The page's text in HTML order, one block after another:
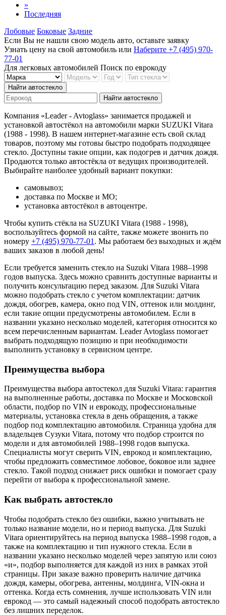
»
Последняя
Лобовые Боковые Задние
Если Вы не нашли свою модель авто, оставьте заявку
Узнать цену на свой автомобиль или Наберите +7 (495) 970-
77-01
Для легковых автомобилей Поиск по еврокоду
Найти автостекло
Найти автостекло
Компания «Leader - Avtoglass» занимается продажей и
установкой автостёкол на автомобили марки SUZUKI Vitara
(1988 - 1998). В нашем интернет-магазине есть свой склад
товаров, поэтому мы готовы быстро подобрать подходящее
стекло. Доступны такие опции, как подогрев и датчик дождя.
Продаются только автостёкла от ведущих производителей.
Выбирайте наиболее удобный вариант покупки:
самовывоз;
доставка по Москве и МО;
установка автостёкол в автоцентре.
Чтобы купить стёкла на SUZUKI Vitara (1988 - 1998),
воспользуйтесь формой на сайте, также можете звонить по
номеру +7 (495) 970-77-01 . Мы работаем без выходных и ждём
ваших заказов в любой день!
Если требуется заменить стекло на Suzuki Vitara 1988–1998
годов выпуска. Здесь можно сравнить доступные варианты и
получить консультацию перед заказом. Для Suzuki Vitara
можно подобрать стекло с учетом комплектации: датчик
дождя, обогрев, камера, окно под VIN, оттенок или молдинг,
если такие опции предусмотрены автомобилем. Если в
названии указано несколько моделей, категория относится ко
всем перечисленным вариантам. Leader Avtoglass помогает
выбрать подходящую позицию и при необходимости
выполнить установку в сервисном центре.
Преимущества выбора
Преимущества выбора автостекол для Suzuki Vitara: гарантия
на выполненные работы, доставка по Москве и Московской
области, подбор по VIN и еврокоду, профессиональные
материалы, установка стекла в день обращения, а также
подбор под комплектацию автомобиля. Страница удобна для
владельцев Сузуки Vitara, потому что подбор строится по
модели и для автомобилей 1988–1998 годов выпуска.
Специалисты могут сверить VIN, еврокод и комплектацию,
чтобы предложить совместимое лобовое, боковое или заднее
стекло. Такой подход снижает риск ошибки и помогает сразу
перейти от выбора к профессиональной замене.
Как выбрать автостекло
Чтобы подобрать стекло без ошибки, важно учитывать не
только название модели, но и период выпуска. Для Suzuki
Vitara ориентируйтесь на период выпуска 1988–1998 годов, а
также на комплектацию и тип нужного стекла. Если в
названии указано несколько моделей через запятую или союз
«и», подбор выполняется для каждой из них в рамках этой
страницы. При заказе важно проверить наличие датчика
дождя, камеры, обогрева, антенны, молдинга, VIN-окна и
оттенка. Когда есть сомнения, лучше использовать VIN или
еврокод — это самый надежный способ подобрать автостекло
без лишних переделок.